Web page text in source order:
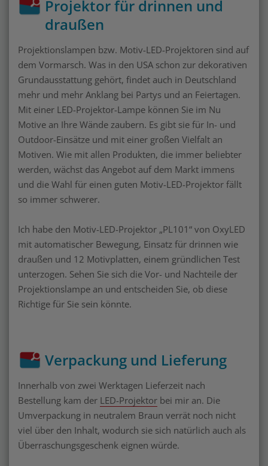
Projektor für drinnen und
draußen
Projektionslampen bzw. Motiv-LED-Projektoren sind auf
dem Vormarsch. Was in den USA schon zur dekorativen
Grundausstattung gehört, findet auch in Deutschland
mehr und mehr Anklang bei Partys und an Feiertagen.
Mit einer LED-Projektor-Lampe können Sie im Nu
Motive an Ihre Wände zaubern. Es gibt sie für In- und
Outdoor-Einsätze und mit einer großen Vielfalt an
Motiven. Wie mit allen Produkten, die immer beliebter
werden, wächst das Angebot auf dem Markt immens
und die Wahl für einen guten Motiv-LED-Projektor fällt
so immer schwerer.
Ich habe den Motiv-LED-Projektor „PL101“ von OxyLED
mit automatischer Bewegung, Einsatz für drinnen wie
draußen und 12 Motivplatten, einem gründlichen Test
unterzogen. Sehen Sie sich die Vor- und Nachteile der
Projektionslampe an und entscheiden Sie, ob diese
Richtige für Sie sein könnte.
Verpackung und Lieferung
Innerhalb von zwei Werktagen Lieferzeit nach
Bestellung kam der LED-Projektor bei mir an. Die
Umverpackung in neutralem Braun verrät noch nicht
viel über den Inhalt, wodurch sie sich natürlich auch als
Überraschungsgeschenk eignen würde.